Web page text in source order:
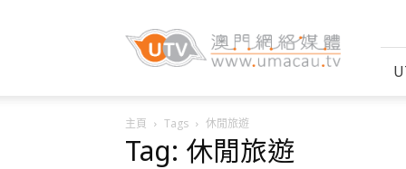
–
澳
媒
體
主頁 Tags 休閒旅遊
Tag: 休閒旅遊